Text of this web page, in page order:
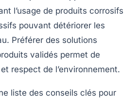
l’usage de produits corrosifs
pouvant détériorer les
Préférer des solutions
validés permet de
respect de l’environnement.
liste des conseils clés pour